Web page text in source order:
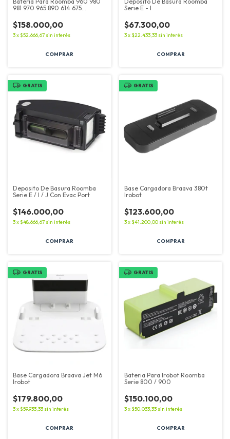
981 970 965 890 614 675
$158.000,00
3x$52.666,67 sin interés
Serie E - I
$67.300,00
3x$22.433,33 sin interés
GRATIS
Deposito De Basura Roomba
Serie E / I / J Con Evac Port
$146.000,00
3x$48.666,67 sin interés
GRATIS
Base Cargadora Braava 380t
Irobot
$123.600,00
3x$41.200,00 sin interés
GRATIS
Base Cargadora Braava Jet M6
Irobot
$179.800,00
3x$59.933,33 sin interés
GRATIS
Bateria Para Irobot Roomba
Serie 800 / 900
$150.100,00
3x$50.033,33 sin interés